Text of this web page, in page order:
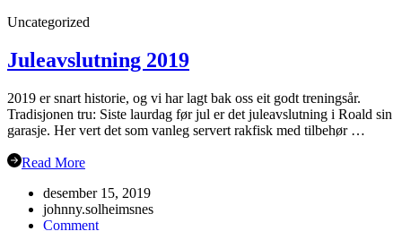
Uncategorized
Juleavslutning 2019
2019 er snart historie, og vi har lagt bak oss eit godt treningsår.
Tradisjonen tru: Siste laurdag før jul er det juleavslutning i Roald sin
garasje. Her vert det som vanleg servert rakfisk med tilbehør …
Read More
desember 15, 2019
johnny.solheimsnes
Commenton